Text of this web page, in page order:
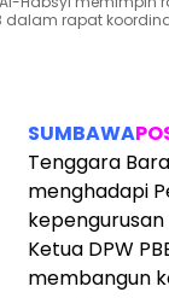
rapat
SUMBAWA
Tenggara
menghadapi
Ketua DPW
membangun